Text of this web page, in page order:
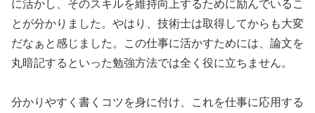
に活かし、そのスキルを維持向上するために励んでいるこ
とが分かりました。やはり、技術士は取得してからも大変
だなぁと感じました。この仕事に活かすためには、論文を
丸暗記するといった勉強方法では全く役に立ちません。
分かりやすく書くコツを身に付け、これを仕事に応用する